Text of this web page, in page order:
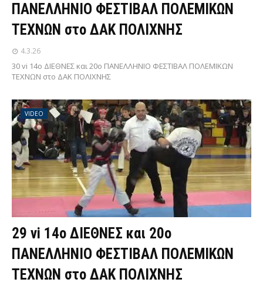
ΠΑΝΕΛΛΗΝΙΟ ΦΕΣΤΙΒΑΛ ΠΟΛΕΜΙΚΩΝ
ΤΕΧΝΩΝ στο ΔΑΚ ΠΟΛΙΧΝΗΣ
4.3.26
30 vi 14ο ΔΙΕΘΝΕΣ και 20ο ΠΑΝΕΛΛΗΝΙΟ ΦΕΣΤΙΒΑΛ ΠΟΛΕΜΙΚΩΝ
ΤΕΧΝΩΝ στο ΔΑΚ ΠΟΛΙΧΝΗΣ
VIDEO
29 vi 14ο ΔΙΕΘΝΕΣ και 20ο
ΠΑΝΕΛΛΗΝΙΟ ΦΕΣΤΙΒΑΛ ΠΟΛΕΜΙΚΩΝ
ΤΕΧΝΩΝ στο ΔΑΚ ΠΟΛΙΧΝΗΣ